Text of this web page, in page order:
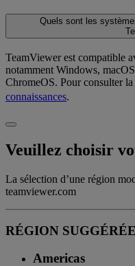
Quels sont les
TeamViewer est compatible
notamment Windows,
ChromeOS. Pour consulter
connaissances.
Veuillez choisir
La sélection d’une région
teamviewer.com
RÉGION SUGGÉRÉE
Americas